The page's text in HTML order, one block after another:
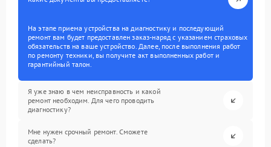
На этапе приема устройства на диагностику и последующий
ремонт вам будет предоставлен заказ-наряд с указанием страховых
обязательств на ваше устройство. Далее, после выполнения работ
по ремонту техники, вы получите акт выполненных работ и
гарантийный талон.
Я уже знаю в чем неисправность и какой
ремонт необходим. Для чего проводить
диагностику?
Мне нужен срочный ремонт. Сможете
сделать?